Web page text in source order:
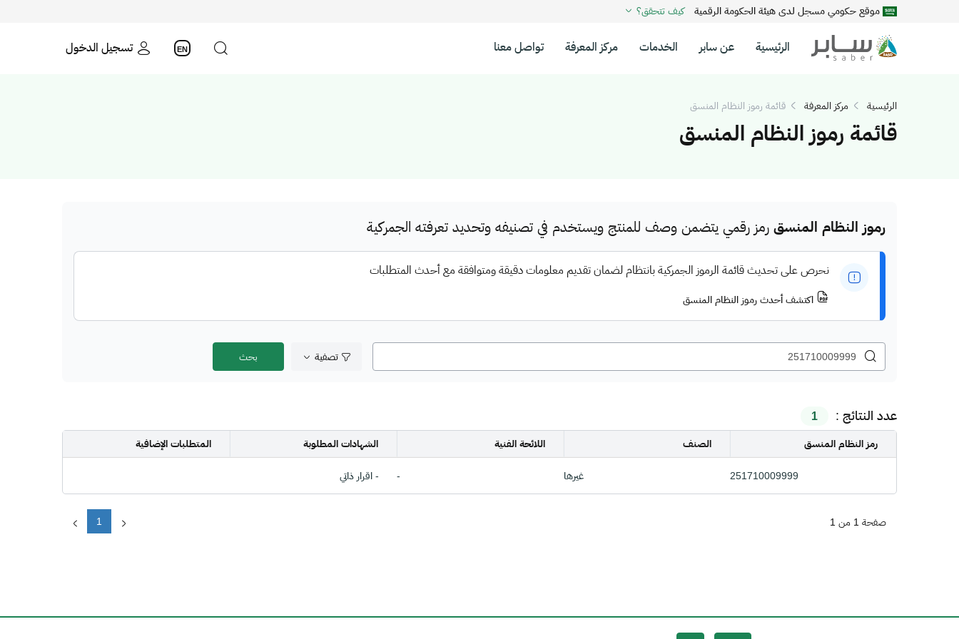
موقع حكومي مسجل لدى هيئة الحكومة الرقمية كيف تتحقق؟
الرئيسية عن سابر الخدمات مركز المعرفة تواصل معنا تسجيل الدخول EN
الرئيسية مركز المعرفة قائمة رموز النظام المنسق
قائمة رموز النظام المنسق
رموز النظام المنسق رمز رقمي يتضمن وصف للمنتج ويستخدم في تصنيفه وتحديد تعرفته الجمركية
نحرص على تحديث قائمة الرموز الجمركية بانتظام لضمان تقديم معلومات دقيقة ومتوافقة مع أحدث المتطلبات
اكتشف أحدث رموز النظام المنسق
تصفية
عدد النتائج : 1
رمز النظام المنسق الصنف اللائحة الفنية الشهادات المطلوبة المتطلبات الإضافية
251710009999 غيرها - - اقرار ذاتي
1 صفحة 1 من 1